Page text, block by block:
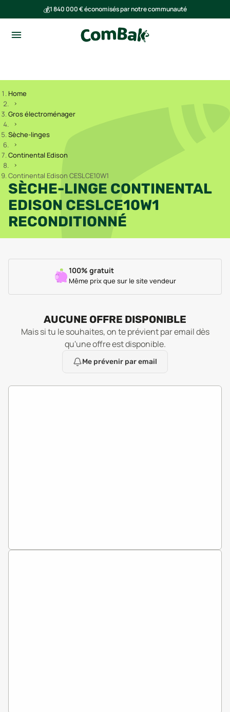
💰1 840 000 € économisés par notre communauté
Home
Gros électroménager
Sèche-linges
Continental Edison
Continental Edison CESLCE10W1
SÈCHE-LINGE CONTINENTAL
EDISON CESLCE10W1
RECONDITIONNÉ
100% gratuit
Même prix que sur le site vendeur
AUCUNE OFFRE DISPONIBLE
Mais si tu le souhaites, on te prévient par email dès
qu'une offre est disponible.
Me prévenir par email